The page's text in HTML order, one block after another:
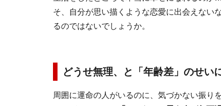
そ、自分が思い描くような恋愛に出会えない
るのではないでしょうか。
どうせ無理、と「年齢差」のせい
周囲に運命の人がいるのに、気づかない振り